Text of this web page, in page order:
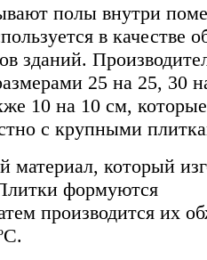
полы внутри
в качестве
зданий.
25 на 25, 30
10 на 10 см, которые
с крупными
материал, который
формуются
производится их